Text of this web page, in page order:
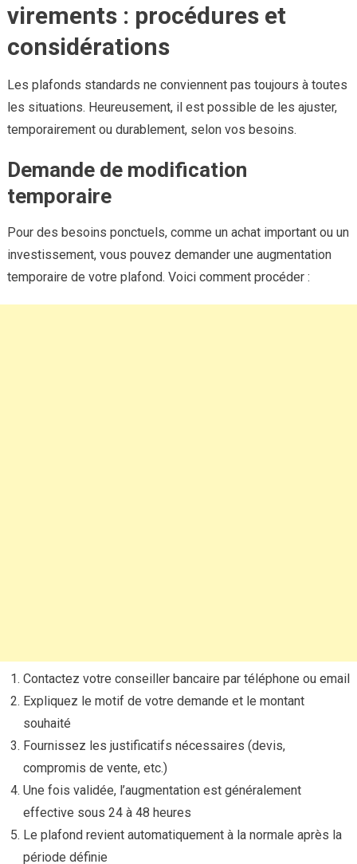
virements : procédures et
considérations
Les plafonds standards ne conviennent pas toujours à toutes
les situations. Heureusement, il est possible de les ajuster,
temporairement ou durablement, selon vos besoins.
Demande de modification
temporaire
Pour des besoins ponctuels, comme un achat important ou un
investissement, vous pouvez demander une augmentation
temporaire de votre plafond. Voici comment procéder :
Contactez votre conseiller bancaire par téléphone ou email
Expliquez le motif de votre demande et le montant
souhaité
Fournissez les justificatifs nécessaires (devis,
compromis de vente, etc.)
Une fois validée, l’augmentation est généralement
effective sous 24 à 48 heures
Le plafond revient automatiquement à la normale après la
période définie